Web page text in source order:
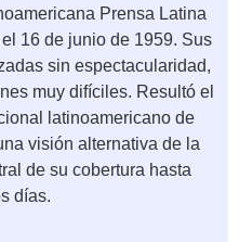
Prensa Latina
16 de junio de 1959. Sus
sin espectacularidad,
muy difíciles. Resultó el
latinoamericano de
visión alternativa de la
de su cobertura hasta
días.